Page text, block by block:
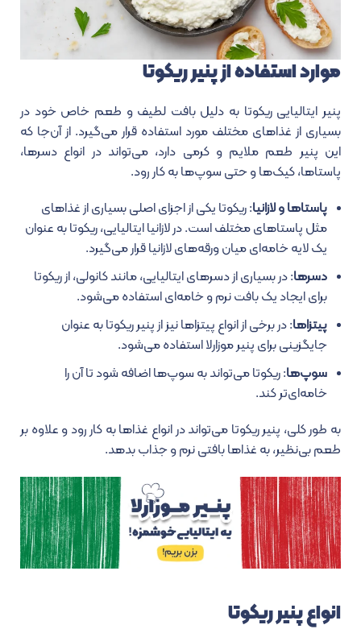
موارد استفاده از پنیر ریکوتا
پنیر ایتالیایی ریکوتا به دلیل بافت لطیف و طعم خاص خود در
بسیاری از غذاهای مختلف مورد استفاده قرار می‌گیرد. از آن‌جا که
این پنیر طعم ملایم و کرمی دارد، می‌تواند در انواع دسرها،
پاستاها، کیک‌ها و حتی سوپ‌ها به کار رود.
پاستاها و لازانیا: ریکوتا یکی از اجزای اصلی بسیاری از غذاهای
مثل پاستاهای مختلف است. در لازانیا ایتالیایی، ریکوتا به عنوان
یک لایه خامه‌ای میان ورقه‌های لازانیا قرار می‌گیرد.
دسرها: در بسیاری از دسرهای ایتالیایی، مانند کانولی، از ریکوتا
برای ایجاد یک بافت نرم و خامه‌ای استفاده می‌شود.
پیتزاها: در برخی از انواع پیتزاها نیز از پنیر ریکوتا به عنوان
جایگزینی برای پنیر موزارلا استفاده می‌شود.
سوپ‌ها: ریکوتا می‌تواند به سوپ‌ها اضافه شود تا آن‌ را
خامه‌ای‌تر کند.
به طور کلی، پنیر ریکوتا می‌تواند در انواع غذاها به کار رود و علاوه بر
طعم بی‌نظیر، به غذاها بافتی نرم و جذاب بدهد.
انواع پنیر ریکوتا